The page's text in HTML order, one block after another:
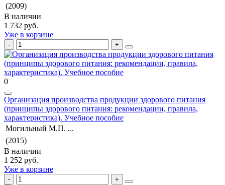
(2009)
В наличии
1 732 руб.
Уже в корзине
0
Организация производства продукции здорового питания
(принципы здорового питания: рекомендации, правила,
характеристика). Учебное пособие
Могильный М.П. ...
(2015)
В наличии
1 252 руб.
Уже в корзине